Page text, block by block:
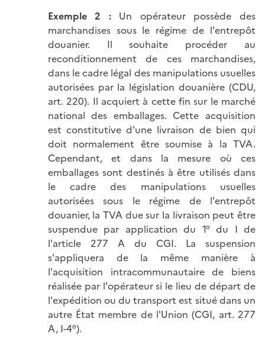
Exemple 2 :Un opérateur possède des
marchandises sous le régime de l'entrepôt
douanier. Il souhaite procéder au
reconditionnement de ces marchandises,
dans le cadre légal des manipulations usuelles
autorisées par la législation douanière (CDU,
art. 220). Il acquiert à cette fin sur le marché
national des emballages. Cette acquisition
est constitutive d'une livraison de bien qui
doit normalement être soumise à la TVA.
Cependant, et dans la mesure où ces
emballages sont destinés à être utilisés dans
le cadre des manipulations usuelles
autorisées sous le régime de l'entrepôt
douanier, la TVA due sur la livraison peut être
suspendue par application du 1° du I de
l'article 277 A du CGI. La suspension
s'appliquera de la même manière à
l'acquisition intracommunautaire de biens
réalisée par l'opérateur si le lieu de départ de
l'expédition ou du transport est situé dans un
autre État membre de l'Union (CGI, art. 277
A, I-4°).